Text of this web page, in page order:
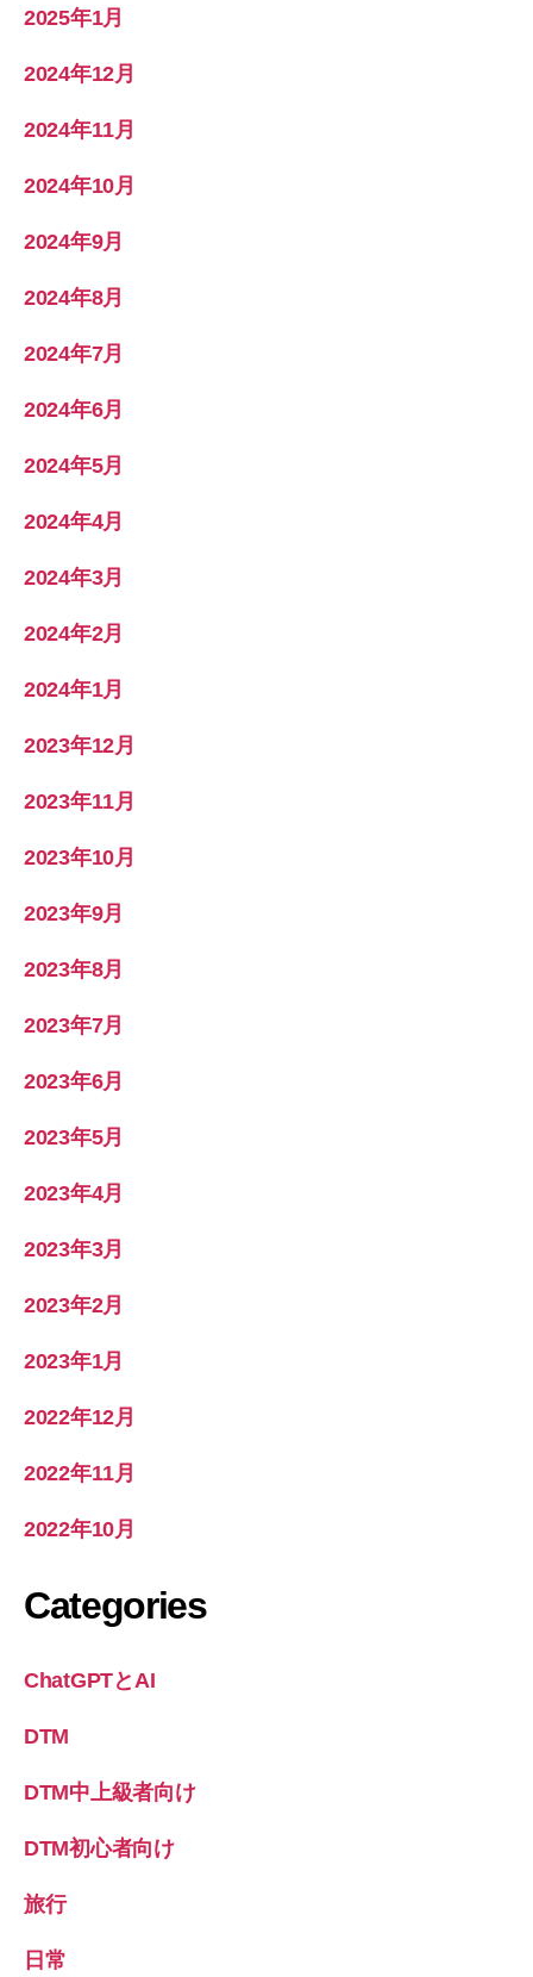
2025年1月
2024年12月
2024年11月
2024年10月
2024年9月
2024年8月
2024年7月
2024年6月
2024年5月
2024年4月
2024年3月
2024年2月
2024年1月
2023年12月
2023年11月
2023年10月
2023年9月
2023年8月
2023年7月
2023年6月
2023年5月
2023年4月
2023年3月
2023年2月
2023年1月
2022年12月
2022年11月
2022年10月
Categories
ChatGPTとAI
DTM
DTM中上級者向け
DTM初心者向け
旅行
日常